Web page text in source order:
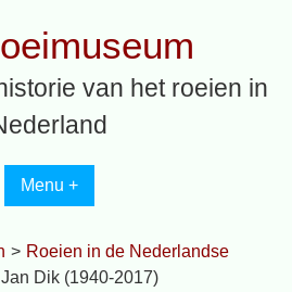
van het roeien in
Menu +
> Roeien in de Nederlandse
Jan Dik (1940-2017)